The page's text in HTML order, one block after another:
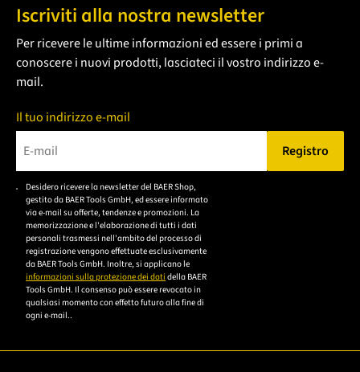
Iscriviti alla nostra newsletter
Per ricevere le ultime informazioni ed essere i primi a
conoscere i nuovi prodotti, lasciateci il vostro indirizzo e-
mail.
Il tuo indirizzo e-mail
Bitte geben Sie eine gültige E-Mail-Adresse ein.
Registro
Desidero ricevere la newsletter del BAER Shop,
gestito da BAER Tools GmbH, ed essere informato
via e-mail su offerte, tendenze e promozioni. La
memorizzazione e l'elaborazione di tutti i dati
personali trasmessi nell'ambito del processo di
registrazione vengono effettuate esclusivamente
da BAER Tools GmbH. Inoltre, si applicano le
informazioni sulla protezione dei dati della BAER
Tools GmbH. Il consenso può essere revocato in
qualsiasi momento con effetto futuro alla fine di
ogni e-mail..